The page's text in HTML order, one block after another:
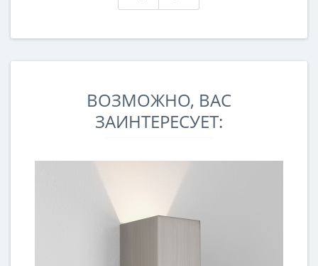
ВОЗМОЖНО, ВАС
ЗАИНТЕРЕСУЕТ: